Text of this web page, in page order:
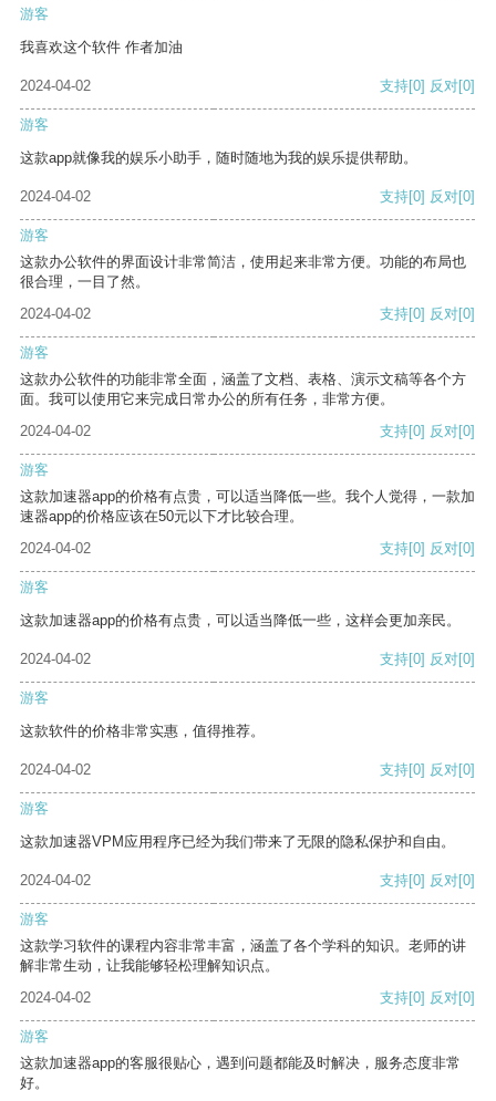
游客
我喜欢这个软件 作者加油
2024-04-02 支持[0] 反对[0]
游客
这款app就像我的娱乐小助手，随时随地为我的娱乐提供帮助。
2024-04-02 支持[0] 反对[0]
游客
这款办公软件的界面设计非常简洁，使用起来非常方便。功能的布局也
很合理，一目了然。
2024-04-02
支持[0] 反对[0]
游客
这款办公软件的功能非常全面，涵盖了文档、表格、演示文稿等各个方
面。我可以使用它来完成日常办公的所有任务，非常方便。
2024-04-02
支持[0] 反对[0]
游客
这款加速器app的价格有点贵，可以适当降低一些。我个人觉得，一款加
速器app的价格应该在50元以下才比较合理。
2024-04-02
支持[0] 反对[0]
游客
这款加速器app的价格有点贵，可以适当降低一些，这样会更加亲民。
2024-04-02 支持[0] 反对[0]
游客
这款软件的价格非常实惠，值得推荐。
2024-04-02 支持[0] 反对[0]
游客
这款加速器VPM应用程序已经为我们带来了无限的隐私保护和自由。
2024-04-02 支持[0] 反对[0]
游客
这款学习软件的课程内容非常丰富，涵盖了各个学科的知识。老师的讲
解非常生动，让我能够轻松理解知识点。
2024-04-02
支持[0] 反对[0]
游客
这款加速器app的客服很贴心，遇到问题都能及时解决，服务态度非常
好。